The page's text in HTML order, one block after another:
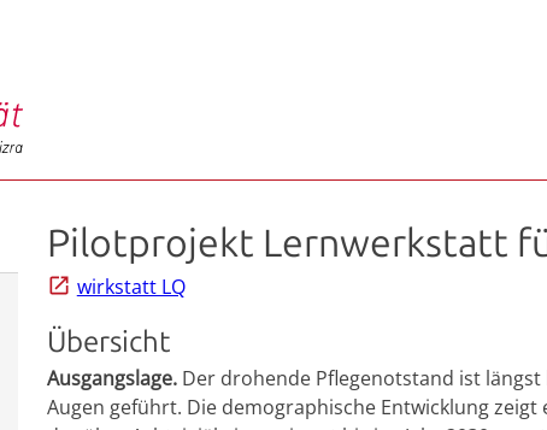
Pilotprojekt Lernwerkstatt
wirkstatt LQ
Übersicht
Ausgangslage. Der drohende Pflegenotstand ist
Augen geführt. Die demographische Entwicklung